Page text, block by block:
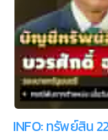
INFO: ทรัพย์สิน